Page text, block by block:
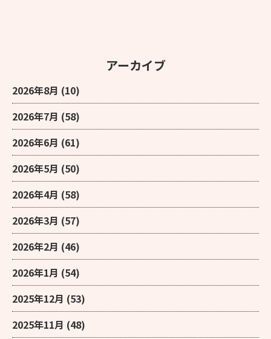
アーカイブ
2026年8月 (10)
2026年7月 (58)
2026年6月 (61)
2026年5月 (50)
2026年4月 (58)
2026年3月 (57)
2026年2月 (46)
2026年1月 (54)
2025年12月 (53)
2025年11月 (48)